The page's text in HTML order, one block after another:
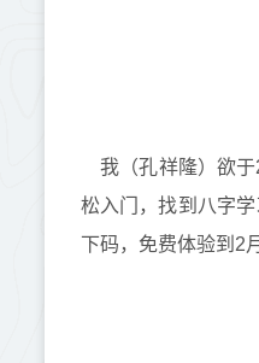
我（孔祥隆）欲于
松入门，找到八字
下码，免费体验到2